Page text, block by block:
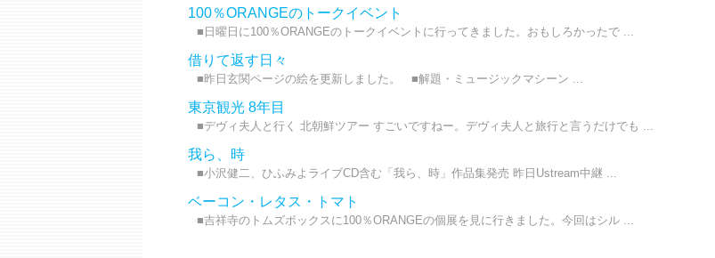
100％ORANGEのトークイベント
■日曜日に100％ORANGEのトークイベントに行ってきました。おもしろかったで ...
借りて返す日々
■昨日玄関ページの絵を更新しました。 ■解題・ミュージックマシーン ...
東京観光 8年目
■デヴィ夫人と行く 北朝鮮ツアー すごいですねー。デヴィ夫人と旅行と言うだけでも ...
我ら、時
■小沢健二、ひふみよライブCD含む「我ら、時」作品集発売 昨日Ustream中継 ...
ベーコン・レタス・トマト
■吉祥寺のトムズボックスに100％ORANGEの個展を見に行きました。今回はシル ...